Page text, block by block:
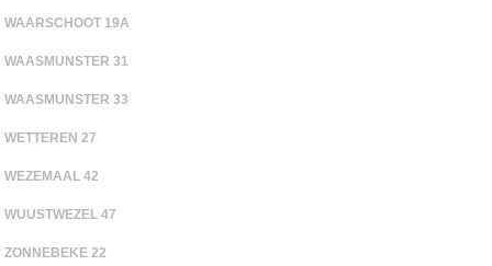
WAARSCHOOT 19A
WAASMUNSTER 31
WAASMUNSTER 33
WETTEREN 27
WEZEMAAL 42
WUUSTWEZEL 47
ZONNEBEKE 22